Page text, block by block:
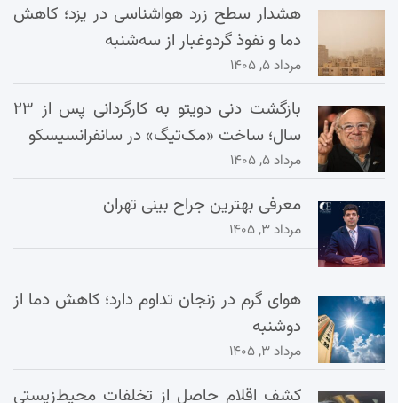
هشدار سطح زرد هواشناسی در یزد؛ کاهش
دما و نفوذ گردوغبار از سه‌شنبه
مرداد ۵, ۱۴۰۵
بازگشت دنی دویتو به کارگردانی پس از ۲۳
سال؛ ساخت «مک‌تیگ» در سانفرانسیسکو
مرداد ۵, ۱۴۰۵
معرفی بهترین جراح بینی تهران
مرداد ۳, ۱۴۰۵
هوای گرم در زنجان تداوم دارد؛ کاهش دما از
دوشنبه
مرداد ۳, ۱۴۰۵
کشف اقلام حاصل از تخلفات محیط‌زیستی